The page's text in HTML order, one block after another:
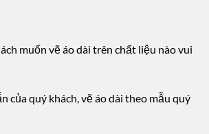
muốn vẽ áo dài trên chất liệu nào vui
của quý khách, vẽ áo dài theo mẫu quý